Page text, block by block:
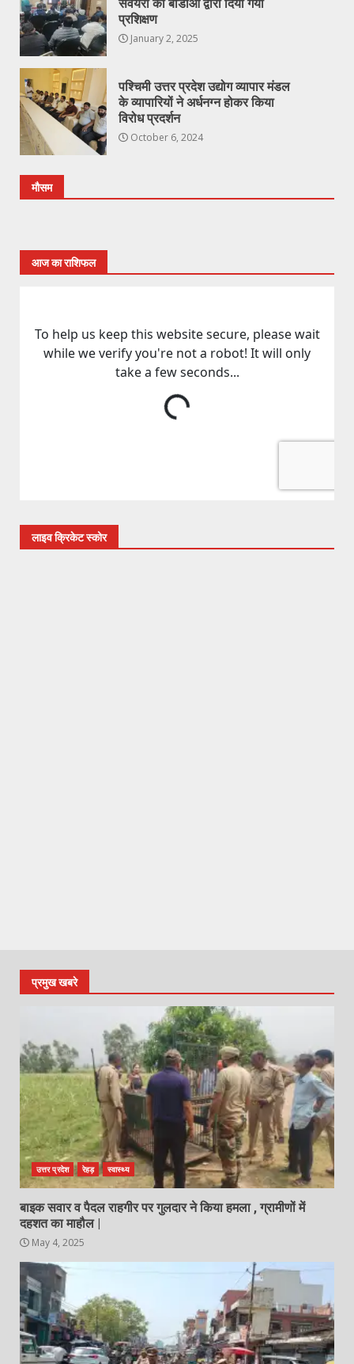
सर्वेयरो को बीडीओ द्वारा दिया गया
प्रशिक्षण
January 2, 2025
पश्चिमी उत्तर प्रदेश उद्योग व्यापार मंडल
के व्यापारियों ने अर्धनग्न होकर किया
विरोध प्रदर्शन
October 6, 2024
मौसम
आज का राशिफल
लाइव क्रिकेट स्कोर
प्रमुख खबरे
उत्तर प्रदेश रेहड़ स्वास्थ्य
बाइक सवार व पैदल राहगीर पर गुलदार ने किया हमला , ग्रामीणों में
दहशत का माहौल |
May 4, 2025